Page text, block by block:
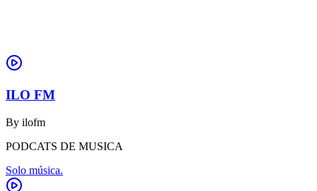
ILO FM
By ilofm
PODCATS DE MUSICA
Solo música.